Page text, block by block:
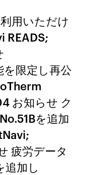
用いただけ
READS;
限定し再公
お知らせ ク
を追加
疲労データ
追加し